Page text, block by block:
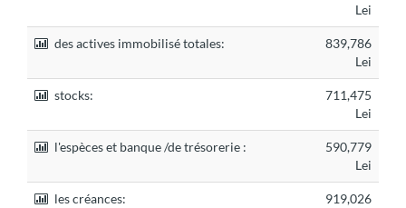
Lei
des actives immobilisé totales:
839,786
Lei
stocks:
711,475
Lei
l'espèces et banque /de trésorerie :
590,779
Lei
les créances:
919,026